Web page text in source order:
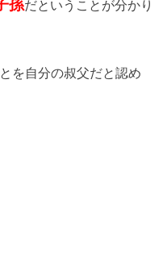
孫だということが分かり
を自分の叔父だと認め